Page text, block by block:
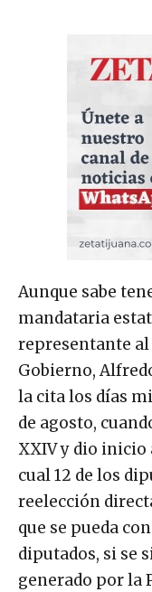
Aunque sabe
mandataria
representante
Gobierno,
la cita los días
de agosto,
XXIV y dio inicio
cual 12 de los
reelección
que se pueda
diputados, si se
generado por la